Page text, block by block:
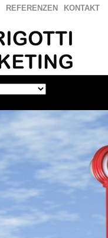
REFERENZEN KONTAKT